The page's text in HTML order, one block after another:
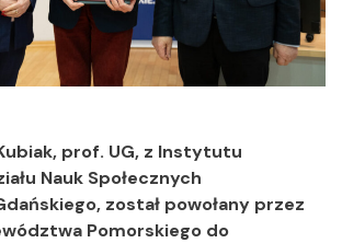
prof. UG, z Instytutu
Nauk Społecznych
został powołany przez
Pomorskiego do